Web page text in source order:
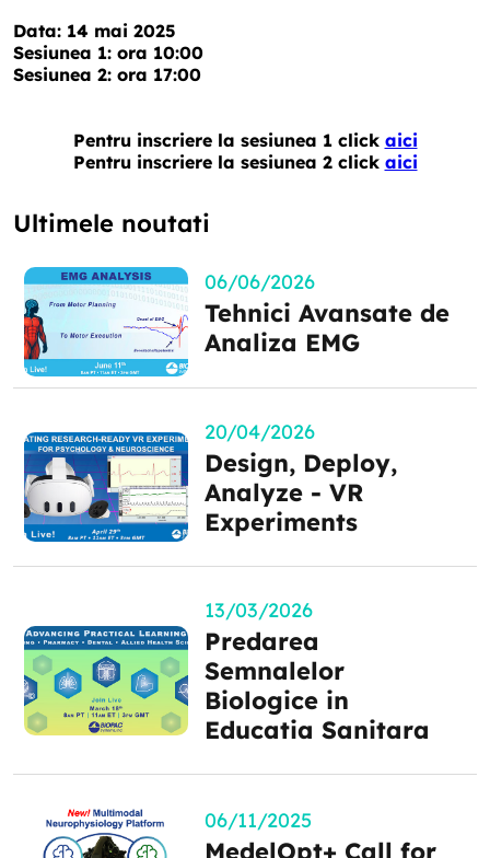
Data: 14 mai 2025
Sesiunea 1: ora 10:00
Sesiunea 2: ora 17:00
Pentru inscriere la sesiunea 1 click aici
Pentru inscriere la sesiunea 2 click aici
Ultimele noutati
06/06/2026
Tehnici Avansate de
Analiza EMG
20/04/2026
Design, Deploy,
Analyze - VR
Experiments
13/03/2026
Predarea
Semnalelor
Biologice in
Educatia Sanitara
06/11/2025
MedelOpt+ Call for